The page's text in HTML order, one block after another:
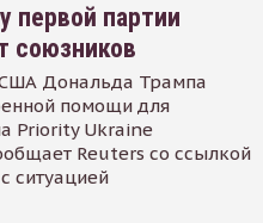
первой партии
союзников
Дональда Трампа
помощи для
Priority Ukraine
Reuters со ссылкой
ситуацией